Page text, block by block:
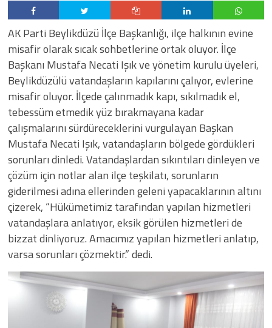
AK Parti Beylikdüzü İlçe Başkanlığı, ilçe halkının evine
misafir olarak sıcak sohbetlerine ortak oluyor. İlçe
Başkanı Mustafa Necati Işık ve yönetim kurulu üyeleri,
Beylikdüzülü vatandaşların kapılarını çalıyor, evlerine
misafir oluyor. İlçede çalınmadık kapı, sıkılmadık el,
tebessüm etmedik yüz bırakmayana kadar
çalışmalarını sürdüreceklerini vurgulayan Başkan
Mustafa Necati Işık, vatandaşların bölgede gördükleri
sorunları dinledi. Vatandaşlardan sıkıntıları dinleyen ve
çözüm için notlar alan ilçe teşkilatı, sorunların
giderilmesi adına ellerinden geleni yapacaklarının altını
çizerek, “Hükümetimiz tarafından yapılan hizmetleri
vatandaşlara anlatıyor, eksik görülen hizmetleri de
bizzat dinliyoruz. Amacımız yapılan hizmetleri anlatıp,
varsa sorunları çözmektir.” dedi.